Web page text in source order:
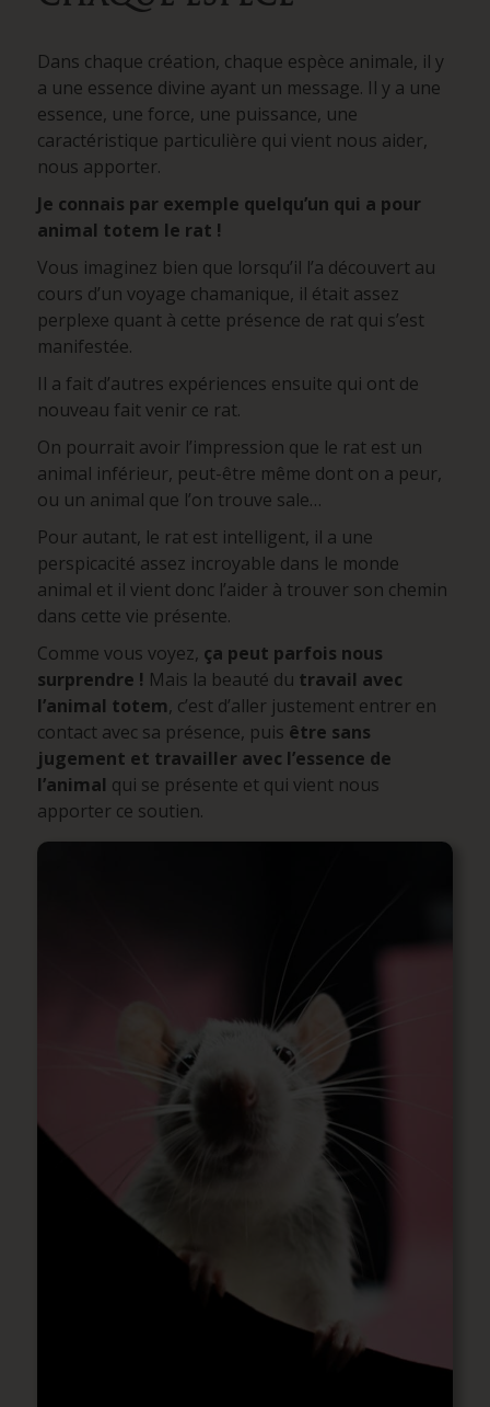
Dans chaque création, chaque espèce animale, il y
a une essence divine ayant un message. Il y a une
essence, une force, une puissance, une
caractéristique particulière qui vient nous aider,
nous apporter.
Je connais par exemple quelqu’un qui a pour
animal totem le rat !
Vous imaginez bien que lorsqu’il l’a découvert au
cours d’un voyage chamanique, il était assez
perplexe quant à cette présence de rat qui s’est
manifestée.
Il a fait d’autres expériences ensuite qui ont de
nouveau fait venir ce rat.
On pourrait avoir l’impression que le rat est un
animal inférieur, peut-être même dont on a peur,
ou un animal que l’on trouve sale…
Pour autant, le rat est intelligent, il a une
perspicacité assez incroyable dans le monde
animal et il vient donc l’aider à trouver son chemin
dans cette vie présente.
Comme vous voyez, ça peut parfois nous
surprendre ! Mais la beauté du travail avec
l’animal totem, c’est d’aller justement entrer en
contact avec sa présence, puis être sans
jugement et travailler avec l’essence de
l’animal qui se présente et qui vient nous
apporter ce soutien.